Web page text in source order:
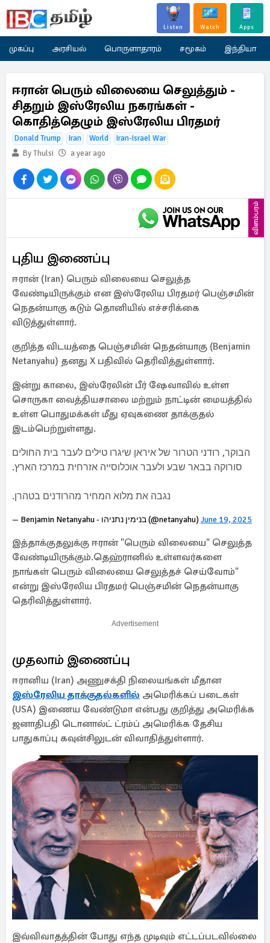
Listen Watch Apps
முகப்பு அரசியல் பொருளாதாரம் சமூகம் இந்தியா
ஈரான் பெரும் விலையை செலுத்தும் -
சிதறும் இஸ்ரேலிய நகரங்கள் -
கொதித்தெழும் இஸ்ரேலிய பிரதமர்
Donald Trump Iran World
Iran-Israel War
By Thulsi
a year ago
விளம்பரம்
புதிய இணைப்பு
ஈரான் (Iran) பெரும் விலையை செலுத்த
வேண்டியிருக்கும் என இஸ்ரேலிய பிரதமர் பெஞ்சமின்
நெதன்யாகு கடும் தொனியில் எச்சரிக்கை
விடுத்துள்ளார்.
குறித்த விடயத்தை பெஞ்சமின் நெதன்யாகு (Benjamin
Netanyahu) தனது X பதிவில் தெரிவித்துள்ளார்.
இன்று காலை, இஸ்ரேலின் பீர் ஷேவாவில் உள்ள
சொருகா வைத்தியசாலை மற்றும் நாட்டின் மையத்தில்
உள்ள பொதுமக்கள் மீது ஏவுகணை தாக்குதல்
இடம்பெற்றுள்ளது.
הבוקר, רודני הטרור של איראן שיגרו טילים לעבר בית החולים
סורוקה בבאר שבע ולעבר אוכלוסייה אזרחית במרכז הארץ.
נגבה את מלוא המחיר מהרודנים בטהרן.
— Benjamin Netanyahu - בנימין נתניהו (@netanyahu) June 19, 2025
இத்தாக்குதலுக்கு ஈரான் "பெரும் விலையை" செலுத்த
வேண்டியிருக்கும்.தெஹ்ரானில் உள்ளவர்களை
நாங்கள் பெரும் விலையை செலுத்தச் செய்வோம்"
என்று இஸ்ரேலிய பிரதமர் பெஞ்சமின் நெதன்யாகு
தெரிவித்துள்ளார்.
Advertisement
முதலாம் இணைப்பு
ஈரானிய (Iran) அணுசக்தி நிலையங்கள் மீதான
இஸ்ரேலிய தாக்குதல்களில் அமெரிக்கப் படைகள்
(USA) இணைய வேண்டுமா என்பது குறித்து அமெரிக்க
ஜனாதிபதி டொனால்ட் ட்ரம்ப் அமெரிக்க தேசிய
பாதுகாப்பு கவுன்சிலுடன் விவாதித்துள்ளார்.
இவ்விவாதத்தின் போது எந்த முடிவும் எட்டப்படவில்லை